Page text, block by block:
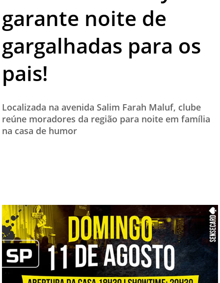
TESTADO E APROVADO
PARCEIROS
garante noite de
gargalhadas para os
pais!
Localizada na avenida Salim Farah Maluf, clube
reúne moradores da região para noite em família
na casa de humor